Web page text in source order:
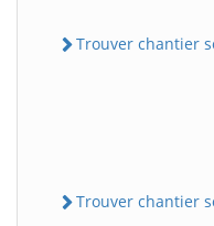
Trouver chantier
Trouver chantier